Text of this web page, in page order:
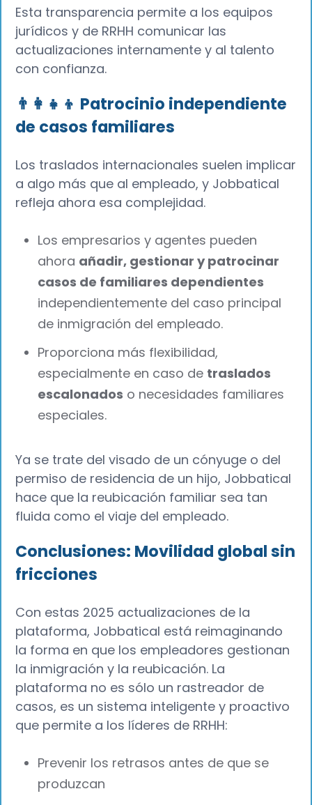
Esta transparencia permite a los equipos
jurídicos y de RRHH comunicar las
actualizaciones internamente y al talento
con confianza.
👨‍👩‍👧‍👦 Patrocinio independiente
de casos familiares
Los traslados internacionales suelen implicar
a algo más que al empleado, y Jobbatical
refleja ahora esa complejidad.
Los empresarios y agentes pueden
ahora añadir, gestionar y patrocinar
casos de familiares dependientes
independientemente del caso principal
de inmigración del empleado.
Proporciona más flexibilidad,
especialmente en caso de traslados
escalonados o necesidades familiares
especiales.
Ya se trate del visado de un cónyuge o del
permiso de residencia de un hijo, Jobbatical
hace que la reubicación familiar sea tan
fluida como el viaje del empleado.
Conclusiones: Movilidad global sin
fricciones
Con estas 2025 actualizaciones de la
plataforma, Jobbatical está reimaginando
la forma en que los empleadores gestionan
la inmigración y la reubicación. La
plataforma no es sólo un rastreador de
casos, es un sistema inteligente y proactivo
que permite a los líderes de RRHH:
Prevenir los retrasos antes de que se
produzcan